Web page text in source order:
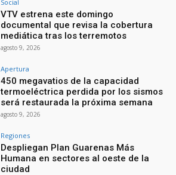
Social
VTV estrena este domingo
documental que revisa la cobertura
mediática tras los terremotos
agosto 9, 2026
Apertura
450 megavatios de la capacidad
termoeléctrica perdida por los sismos
será restaurada la próxima semana
agosto 9, 2026
Regiones
Despliegan Plan Guarenas Más
Humana en sectores al oeste de la
ciudad